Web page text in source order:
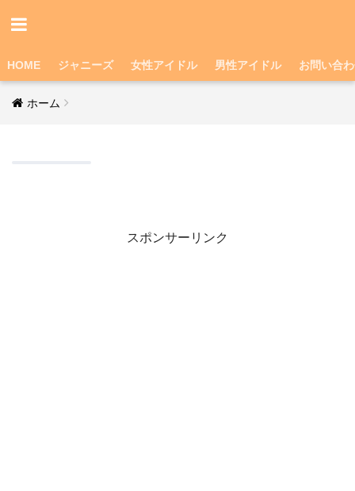
HOME ジャニーズ 女性アイドル 男性アイドル お問い合
ホーム
スポンサーリンク